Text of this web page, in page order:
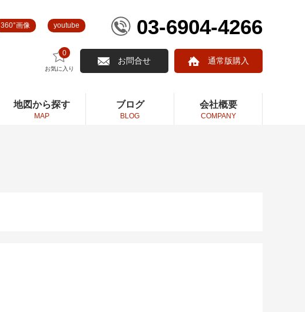
360°画像 youtube 03-6904-4266
0
お気に入り
お問合せ 通常版購入
地図から探す
MAP
ブログ
BLOG
会社概要
COMPANY